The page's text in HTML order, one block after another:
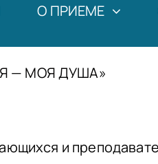
О ПРИЕМЕ
— МОЯ ДУША»
и